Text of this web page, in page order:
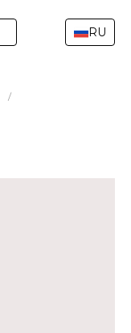
RU
/